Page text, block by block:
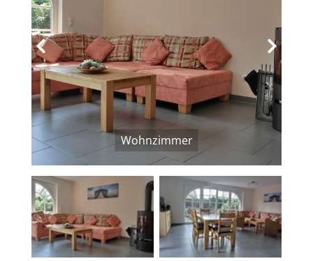
Wohnzimmer
›